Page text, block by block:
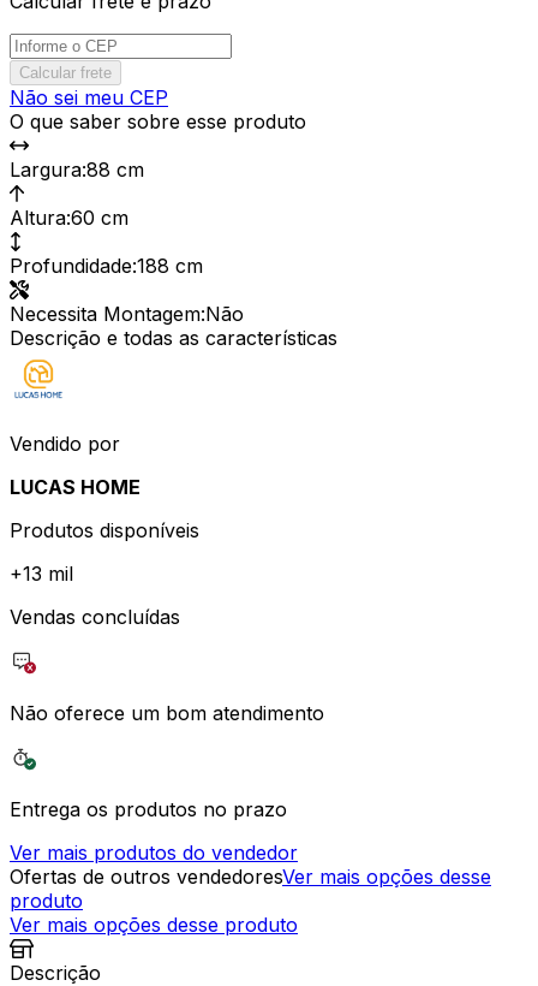
Calcular frete
Não sei meu CEP
O que saber sobre esse produto
Largura:88 cm
Altura:60 cm
Profundidade:188 cm
Necessita Montagem:Não
Descrição e todas as características
Vendido por
LUCAS HOME
Produtos disponíveis
+13 mil
Vendas concluídas
Não oferece um bom atendimento
Entrega os produtos no prazo
Ver mais produtos do vendedor
Ofertas de outros vendedoresVer mais opções desse
produto
Ver mais opções desse produto
Descrição